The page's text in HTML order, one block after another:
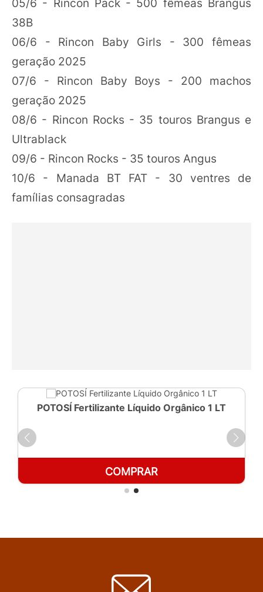
05/6 - Rincon Pack - 500 fêmeas Brangus
38B
06/6 - Rincon Baby Girls - 300 fêmeas
geração 2025
07/6 - Rincon Baby Boys - 200 machos
geração 2025
08/6 - Rincon Rocks - 35 touros Brangus e
Ultrablack
09/6 - Rincon Rocks - 35 touros Angus
10/6 - Manada BT FAT - 30 ventres de
famílias consagradas
POTOSÍ Fertilizante Líquido Orgânico 1 LT
COMPRAR